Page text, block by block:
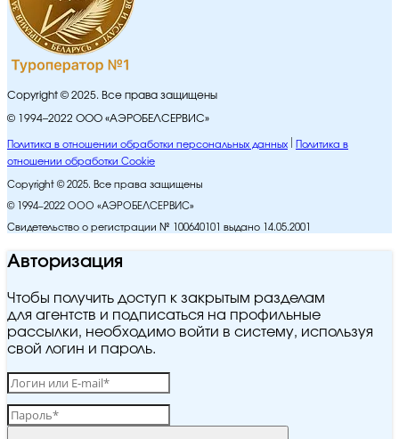
Copyright © 2025. Все права защищены
© 1994–2022 ООО «АЭРОБЕЛСЕРВИС»
Политика в отношении обработки персональных данных
Политика в
отношении обработки Cookie
Copyright © 2025. Все права защищены
© 1994–2022 ООО «АЭРОБЕЛСЕРВИС»
Свидетельство о регистрации № 100640101 выдано 14.05.2001
Авторизация
Чтобы получить доступ к закрытым разделам
для агентств и подписаться на профильные
рассылки, необходимо войти в систему, используя
свой логин и пароль.